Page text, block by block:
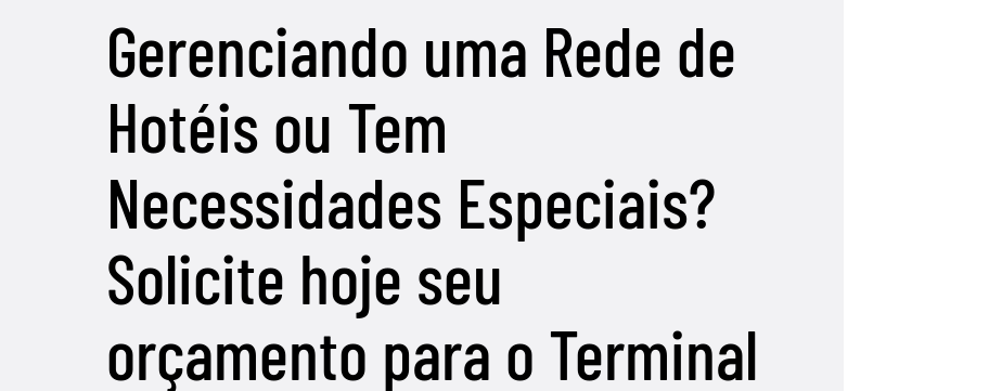
Gerenciando uma Rede de
Hotéis ou Tem
Necessidades Especiais?
Solicite hoje seu
orçamento para o Terminal